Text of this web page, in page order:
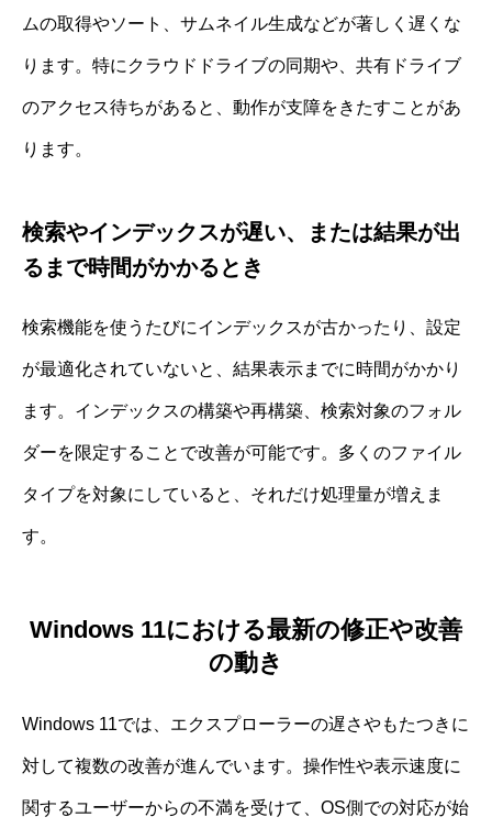
ムの取得やソート、サムネイル生成などが著しく遅くな
ります。特にクラウドドライブの同期や、共有ドライブ
のアクセス待ちがあると、動作が支障をきたすことがあ
ります。
検索やインデックスが遅い、または結果が出
るまで時間がかかるとき
検索機能を使うたびにインデックスが古かったり、設定
が最適化されていないと、結果表示までに時間がかかり
ます。インデックスの構築や再構築、検索対象のフォル
ダーを限定することで改善が可能です。多くのファイル
タイプを対象にしていると、それだけ処理量が増えま
す。
Windows 11における最新の修正や改善
の動き
Windows 11では、エクスプローラーの遅さやもたつきに
対して複数の改善が進んでいます。操作性や表示速度に
関するユーザーからの不満を受けて、OS側での対応が始